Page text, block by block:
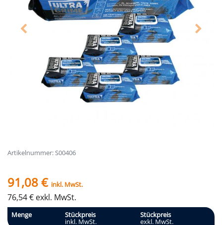
Artikelnummer: S00406
91,08 € inkl. MwSt.
76,54 € exkl. MwSt.
Menge Stückpreis
inkl. MwSt.
Stückpreis
exkl. MwSt.